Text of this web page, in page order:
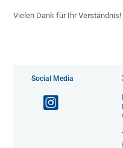
Vielen Dank für Ihr Verständnis!
Social Media